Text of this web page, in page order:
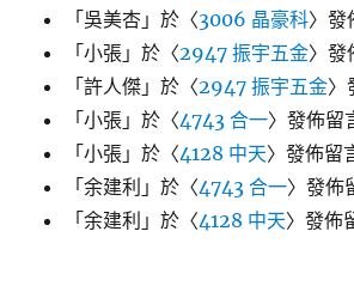
「吳美杏 」於〈3006 晶豪科〉發
「小張 」於〈2947 振宇五金〉發
「許人傑 」於〈2947 振宇五金〉
「小張 」於〈4743 合一〉發佈留
「小張 」於〈4128 中天〉發佈留
「余建利 」於〈4743 合一〉發佈
「余建利 」於〈4128 中天〉發佈